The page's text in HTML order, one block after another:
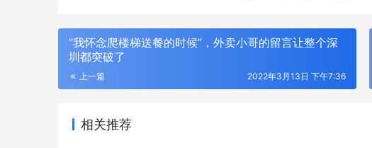
“我怀念爬楼梯送餐的时候”，外卖小哥的留言让整个深
圳都突破了
上一篇 2022年3月13日 下午7:36
相关推荐